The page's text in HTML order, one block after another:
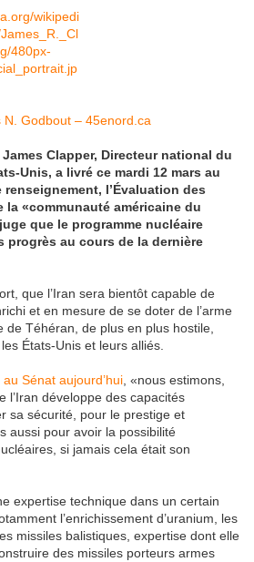
N. Godbout – 45enord.ca
Clapper, Directeur national du
Unis, a livré ce mardi 12 mars au
l’Évaluation des
la «communauté américaine du
que le programme nucléaire
progrès au cours de la dernière
que l’Iran sera bientôt capable de
et en mesure de se doter de l’arme
de Téhéran, de plus en plus hostile,
États-Unis et leurs alliés.
Sénat aujourd’hui , «nous estimons,
l’Iran développe des capacités
sa sécurité, pour le prestige et
aussi pour avoir la possibilité
si jamais cela était son
expertise technique dans un certain
l’enrichissement d’uranium, les
missiles balistiques, expertise dont elle
des missiles porteurs armes